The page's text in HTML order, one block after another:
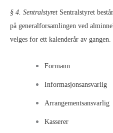
§ 4. Sentralstyret Sentralstyret
på generalforsamlingen ved
velges for ett kalenderår av gangen.
Formann
Informasjonsansvarlig
Arrangementsansvarlig
Kasserer